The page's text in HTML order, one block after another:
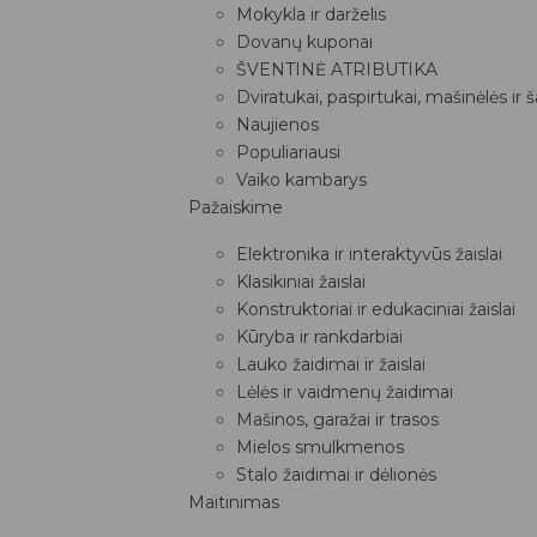
Mokykla ir darželis
Dovanų kuponai
ŠVENTINĖ ATRIBUTIKA
Dviratukai, paspirtukai, mašinėlės ir
Naujienos
Populiariausi
Vaiko kambarys
Pažaiskime
Elektronika ir interaktyvūs žaislai
Klasikiniai žaislai
Konstruktoriai ir edukaciniai žaislai
Kūryba ir rankdarbiai
Lauko žaidimai ir žaislai
Lėlės ir vaidmenų žaidimai
Mašinos, garažai ir trasos
Mielos smulkmenos
Stalo žaidimai ir dėlionės
Maitinimas